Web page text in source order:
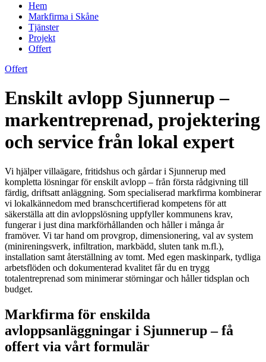
Hem
Markfirma i Skåne
Tjänster
Projekt
Offert
Offert
Enskilt avlopp Sjunnerup –
markentreprenad, projektering
och service från lokal expert
Vi hjälper villaägare, fritidshus och gårdar i Sjunnerup med
kompletta lösningar för enskilt avlopp – från första rådgivning till
färdig, driftsatt anläggning. Som specialiserad markfirma kombinerar
vi lokalkännedom med branschcertifierad kompetens för att
säkerställa att din avloppslösning uppfyller kommunens krav,
fungerar i just dina markförhållanden och håller i många år
framöver. Vi tar hand om provgrop, dimensionering, val av system
(minireningsverk, infiltration, markbädd, sluten tank m.fl.),
installation samt återställning av tomt. Med egen maskinpark, tydliga
arbetsflöden och dokumenterad kvalitet får du en trygg
totalentreprenad som minimerar störningar och håller tidsplan och
budget.
Markfirma för enskilda
avloppsanläggningar i Sjunnerup – få
offert via vårt formulär